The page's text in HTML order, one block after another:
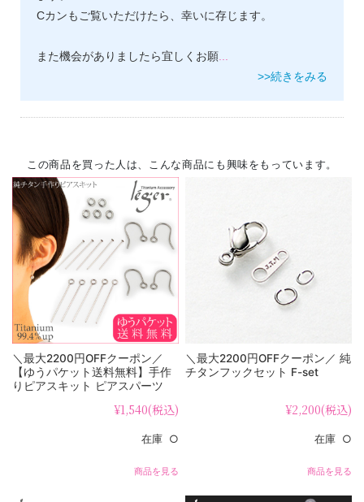
Cカンもご覧いただけたら、幸いに存じます。
また機会がありましたら宜しくお願...
>>続きをみる
この商品を買った人は、こんな商品にも興味をもっています。
＼最大2200円OFFクーポン／
【ゆうパケット送料無料】手作
りピアスキット ピアスパーツ
¥1,540(税込)
在庫 ○
商品を見る
＼最大2200円OFFクーポン／ 純
チタンフックセット F-set
¥2,200(税込)
在庫 ○
商品を見る